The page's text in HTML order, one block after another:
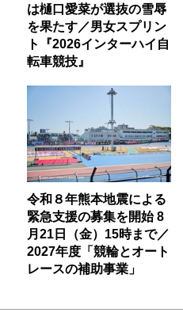
は樋口愛菜が選抜の雪辱
を果たす／男女スプリン
ト『2026インターハイ自
転車競技』
令和８年熊本地震による
緊急支援の募集を開始 8
月21日（金）15時まで／
2027年度「競輪とオート
レースの補助事業」